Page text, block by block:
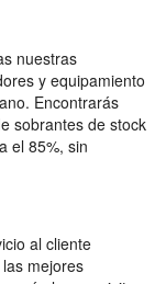
nuestras
y equipamiento
Encontrarás
sobrantes de stock
el 85%, sin
al cliente
mejores